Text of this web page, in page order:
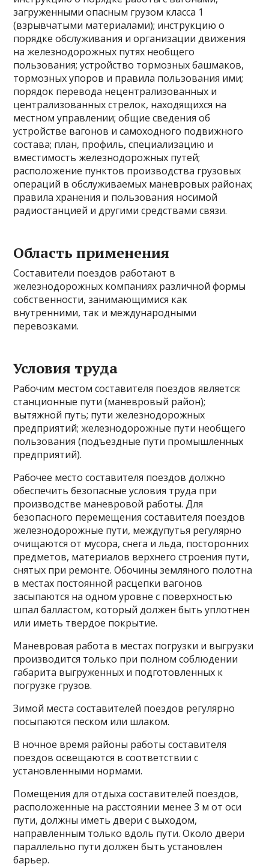
загруженными опасным грузом класса 1
(взрывчатыми материалами); инструкцию о
порядке обслуживания и организации движения
на железнодорожных путях необщего
пользования; устройство тормозных башмаков,
тормозных упоров и правила пользования ими;
порядок перевода нецентрализованных и
централизованных стрелок, находящихся на
местном управлении; общие сведения об
устройстве вагонов и самоходного подвижного
состава; план, профиль, специализацию и
вместимость железнодорожных путей;
расположение пунктов производства грузовых
операций в обслуживаемых маневровых районах;
правила хранения и пользования носимой
радиостанцией и другими средствами связи.
Область применения
Составители поездов работают в
железнодорожных компаниях различной формы
собственности, занимающимися как
внутренними, так и международными
перевозками.
Условия труда
Рабочим местом составителя поездов является:
станционные пути (маневровый район);
вытяжной путь; пути железнодорожных
предприятий; железнодорожные пути необщего
пользования (подъездные пути промышленных
предприятий).
Рабочее место составителя поездов должно
обеспечить безопасные условия труда при
производстве маневровой работы. Для
безопасного перемещения составителя поездов
железнодорожные пути, междупутья регулярно
очищаются от мусора, снега и льда, посторонних
предметов, материалов верхнего строения пути,
снятых при ремонте. Обочины земляного полотна
в местах постоянной расцепки вагонов
засыпаются на одном уровне с поверхностью
шпал балластом, который должен быть уплотнен
или иметь твердое покрытие.
Маневровая работа в местах погрузки и выгрузки
производится только при полном соблюдении
габарита выгруженных и подготовленных к
погрузке грузов.
Зимой места составителей поездов регулярно
посыпаются песком или шлаком.
В ночное время районы работы составителя
поездов освещаются в соответствии с
установленными нормами.
Помещения для отдыха составителей поездов,
расположенные на расстоянии менее 3 м от оси
пути, должны иметь двери с выходом,
направленным только вдоль пути. Около двери
параллельно пути должен быть установлен
барьер.